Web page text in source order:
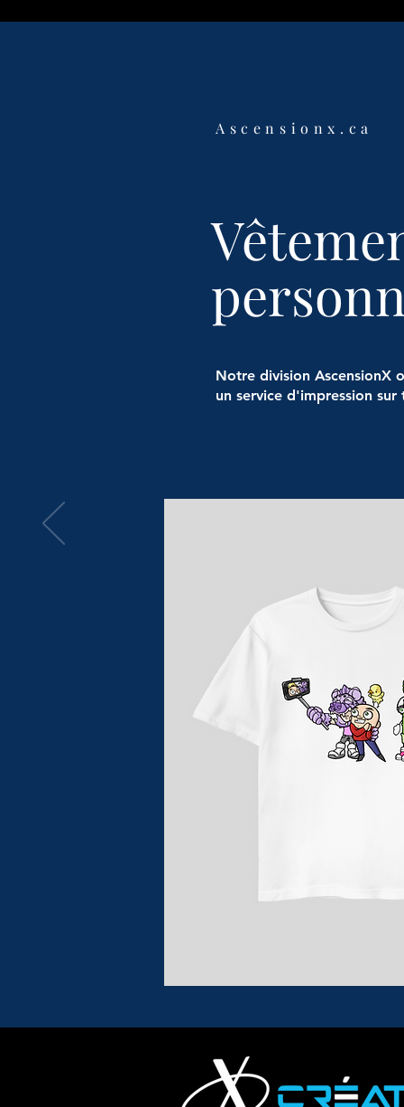
Concept original et textes :
Daniel Grenier et Marie-Pier
Achetez maintenant
Ascensionx.ca
Notre division AscensionX
un service d'impression sur